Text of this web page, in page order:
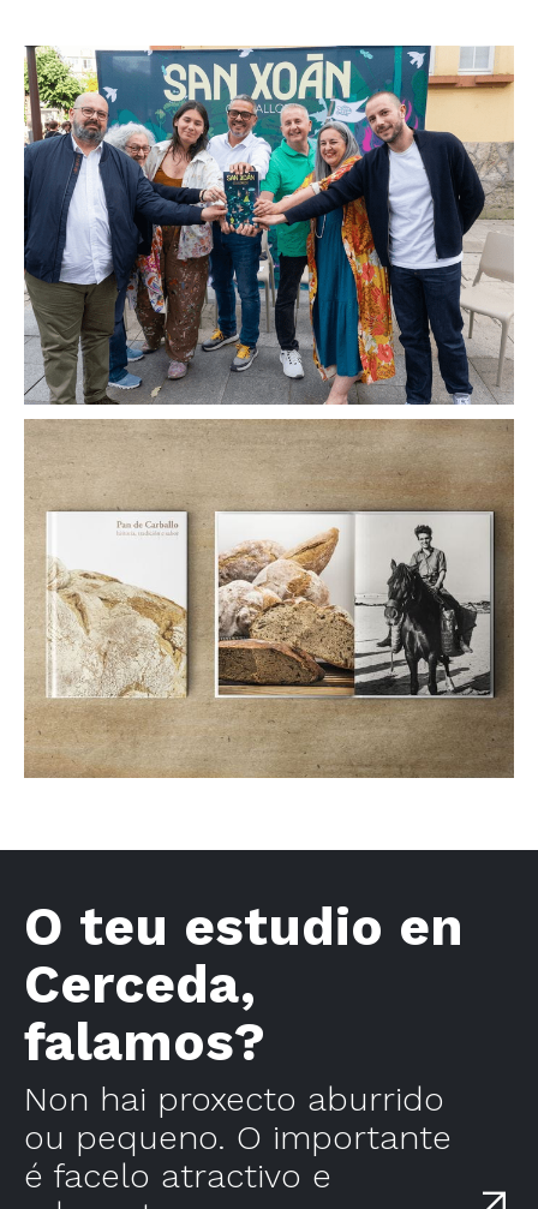
O teu estudio en
Cerceda,
falamos?
Non hai proxecto aburrido
ou pequeno. O importante
é facelo atractivo e